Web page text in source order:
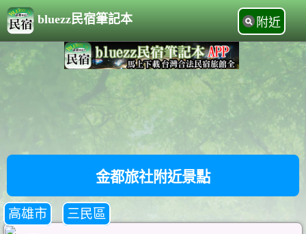
bluezz民宿筆記本 附近
金都旅社附近景點
高雄市 三民區